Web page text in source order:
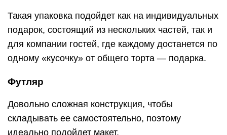
Такая упаковка подойдет как на индивидуальных
подарок, состоящий из нескольких частей, так и
для компании гостей, где каждому достанется по
одному «кусочку» от общего торта — подарка.
Футляр
Довольно сложная конструкция, чтобы
складывать ее самостоятельно, поэтому
идеально подойдет макет.